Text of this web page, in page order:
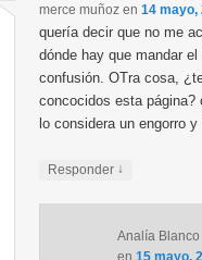
merce muñozen 14 mayo,
quería decir que no me
dónde hay que mandar
confusión. OTra cosa,
concocidos esta página?
lo considera un engorro
Responder ↓
Analía Blanco
en 15 mayo,